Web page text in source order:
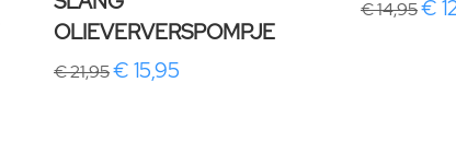
OLIEVERVERSPOMPJE
€ 21,95€ 15,95
€ 14,95€